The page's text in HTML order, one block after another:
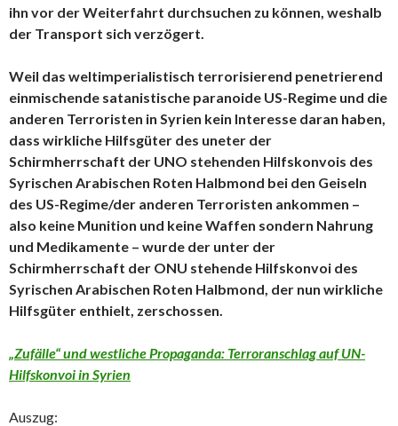
ihn vor der Weiterfahrt durchsuchen zu können, weshalb
der Transport sich verzögert.
Weil das weltimperialistisch terrorisierend penetrierend
einmischende satanistische paranoide US-Regime und die
anderen Terroristen in Syrien kein Interesse daran haben,
dass wirkliche Hilfsgüter des uneter der
Schirmherrschaft der UNO stehenden Hilfskonvois des
Syrischen Arabischen Roten Halbmond bei den Geiseln
des US-Regime/der anderen Terroristen ankommen –
also keine Munition und keine Waffen sondern Nahrung
und Medikamente – wurde der unter der
Schirmherrschaft der ONU stehende Hilfskonvoi des
Syrischen Arabischen Roten Halbmond, der nun wirkliche
Hilfsgüter enthielt, zerschossen.
„Zufälle“ und westliche Propaganda: Terroranschlag auf UN-
Hilfskonvoi in Syrien
Auszug: